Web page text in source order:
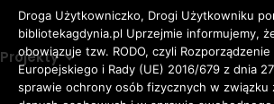
Projekty
Droga Użytkowniczko, Drogi Użytkowniku
bibliotekagdynia.pl Uprzejmie informujemy,
obowiązuje tzw. RODO, czyli Rozporządzenie
Europejskiego i Rady (UE) 2016/679 z dnia
sprawie ochrony osób fizycznych w związku